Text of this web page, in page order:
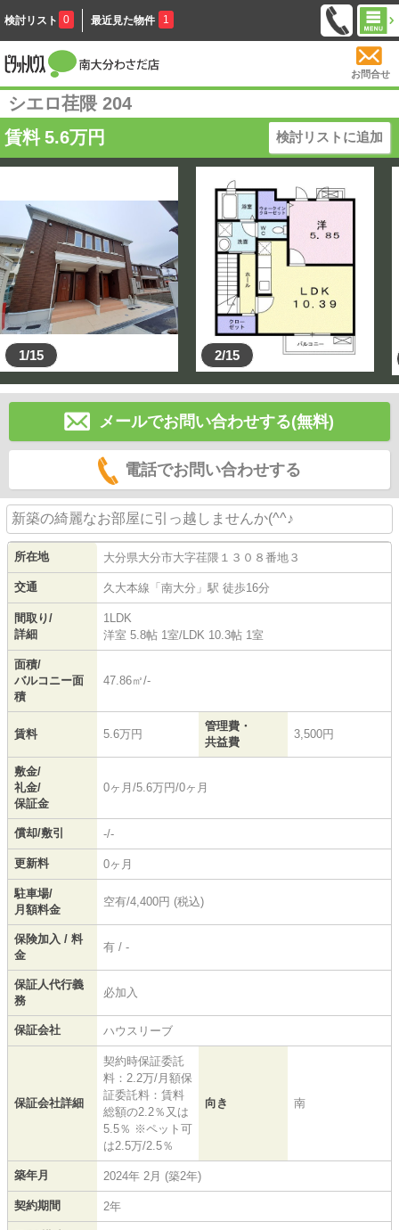
検討リスト 0 最近見た物件 1
お問合せ
シエロ荏隈 204
賃料 5.6万円 検討リストに追加
1/15 2/15
メールでお問い合わせする(無料)
電話でお問い合わせする
新築の綺麗なお部屋に引っ越しませんか(^^♪
所在地 大分県大分市大字荏隈 １３０８番地３
交通 久大本線 「 南大分 」駅 徒歩16分
間取り/
詳細
1LDK
洋室 5.8帖 1室/ LDK 10.3帖 1室
面積/
バルコニー面
積
47.86㎡/-
賃料 5.6万円
管理費・
共益費
3,500円
敷金/
礼金/
保証金
0ヶ月/5.6万円/0ヶ月
償却/敷引 -/-
更新料 0ヶ月
駐車場/
月額料金
空有/4,400円 (税込)
保険加入 / 料
金
有 / -
保証人代行義
務
必加入
保証会社 ハウスリーブ
保証会社詳細
契約時保証委託
料：2.2万/月額保
証委託料：賃料
総額の2.2％又は
5.5％ ※ペット可
は2.5万/2.5％
向き 南
築年月 2024年 2月 (築2年)
契約期間 2年